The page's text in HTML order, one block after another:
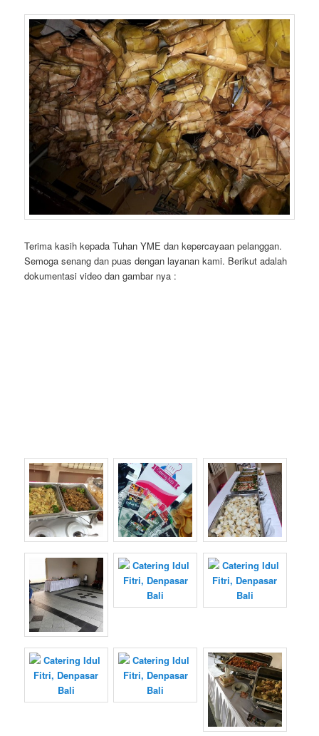
Terima kasih kepada Tuhan YME dan kepercayaan pelanggan.
Semoga senang dan puas dengan layanan kami. Berikut adalah
dokumentasi video dan gambar nya :